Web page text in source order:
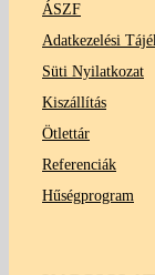
ÁSZF
Adatkezelési
Süti Nyilatkozat
Kiszállítás
Ötlettár
Referenciák
Hűségprogram